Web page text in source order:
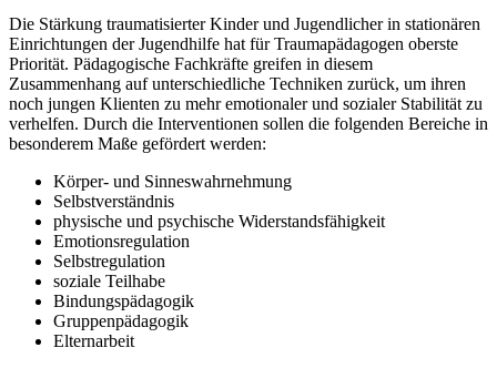
Die Stärkung traumatisierter Kinder und Jugendlicher in stationären
Einrichtungen der Jugendhilfe hat für Traumapädagogen oberste
Priorität. Pädagogische Fachkräfte greifen in diesem
Zusammenhang auf unterschiedliche Techniken zurück, um ihren
noch jungen Klienten zu mehr emotionaler und sozialer Stabilität zu
verhelfen. Durch die Interventionen sollen die folgenden Bereiche in
besonderem Maße gefördert werden:
Körper- und Sinneswahrnehmung
Selbstverständnis
physische und psychische Widerstandsfähigkeit
Emotionsregulation
Selbstregulation
soziale Teilhabe
Bindungspädagogik
Gruppenpädagogik
Elternarbeit